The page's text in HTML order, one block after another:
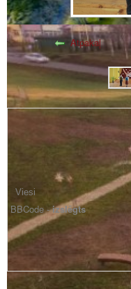
Atpakaļ
BBCode -izslēgts